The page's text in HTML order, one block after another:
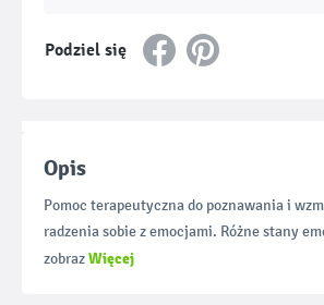
Podziel się
Opis
Pomoc terapeutyczna do poznawania i
radzenia sobie z emocjami. Różne stany
zobrazWięcej